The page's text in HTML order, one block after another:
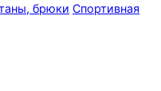
брюки Спортивная